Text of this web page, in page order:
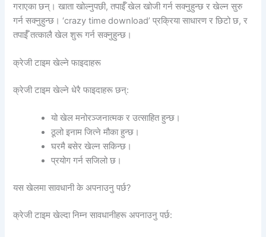
गराएका छन्। खाता खोल्नुपछी, तपाईँ खेल खोजी गर्न सक्नुहुन्छ र खेल्न सुरु
गर्न सक्नुहुन्छ। ‘crazy time download’ प्रक्रिया साधारण र छिटो छ, र
तपाईँ तत्कालै खेल शुरू गर्न सक्नुहुन्छ।
क्रेजी टाइम खेल्ने फाइदाहरू
क्रेजी टाइम खेल्ने धेरै फाइदाहरू छन्:
यो खेल मनोरञ्जनात्मक र उत्साहित हुन्छ।
ठूलो इनाम जित्ने मौका हुन्छ।
घरमै बसेर खेल्न सकिन्छ।
प्रयोग गर्न सजिलो छ।
यस खेलमा सावधानी के अपनाउनु पर्छ?
क्रेजी टाइम खेल्दा निम्न सावधानीहरू अपनाउनु पर्छ: